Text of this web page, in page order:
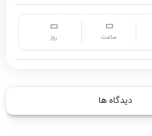
روز ساعت
دیدگاه ها